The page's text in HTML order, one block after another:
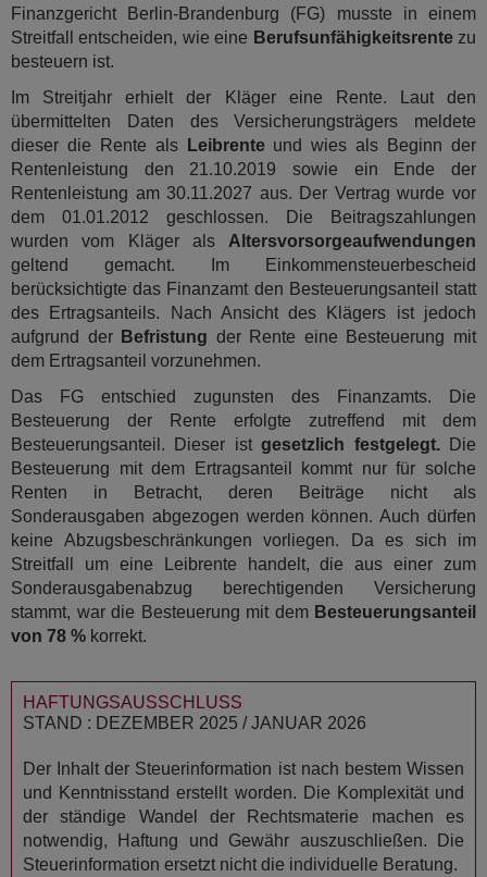
Finanzgericht Berlin-Brandenburg (FG) musste in einem
Streitfall entscheiden, wie eine Berufsunfähigkeitsrente zu
besteuern ist.
Im Streitjahr erhielt der Kläger eine Rente. Laut den
übermittelten Daten des Versicherungsträgers meldete
dieser die Rente als
Leibrente und wies als Beginn der
Rentenleistung den 21.10.2019 sowie ein Ende der
Rentenleistung am 30.11.2027 aus. Der Vertrag wurde vor
dem 01.01.2012 geschlossen. Die Beitragszahlungen
wurden vom Kläger als Altersvorsorgeaufwendungen
geltend gemacht. Im Einkommensteuerbescheid
berücksichtigte das Finanzamt den Besteuerungsanteil statt
des Ertragsanteils. Nach Ansicht des Klägers ist jedoch
aufgrund der Befristung der Rente eine Besteuerung mit
dem Ertragsanteil vorzunehmen.
Das FG entschied zugunsten des Finanzamts. Die
Besteuerung der Rente erfolgte zutreffend mit dem
Besteuerungsanteil. Dieser istgesetzlich festgelegt.Die
Besteuerung mit dem Ertragsanteil kommt nur für solche
Renten in Betracht, deren Beiträge nicht als
Sonderausgaben abgezogen werden können. Auch dürfen
keine Abzugsbeschränkungen vorliegen. Da es sich im
Streitfall um eine Leibrente handelt, die aus einer zum
Sonderausgabenabzug berechtigenden Versicherung
stammt, war die Besteuerung mit dem Besteuerungsanteil
von 78 % korrekt.
HAFTUNGSAUSSCHLUSS
STAND : DEZEMBER 2025 / JANUAR 2026
Der Inhalt der Steuerinformation ist nach bestem Wissen
und Kenntnisstand erstellt worden. Die Komplexität und
der ständige Wandel der Rechtsmaterie machen es
notwendig, Haftung und Gewähr auszuschließen. Die
Steuerinformation ersetzt nicht die individuelle Beratung.